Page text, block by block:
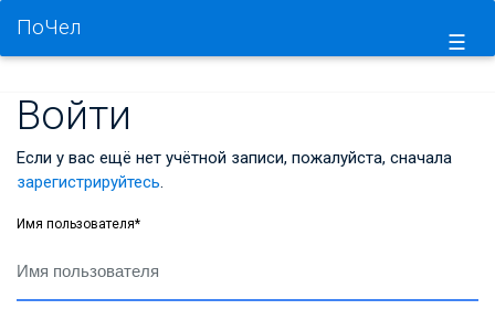
☰
ПоЧел
Войти
Если у вас ещё нет учётной записи, пожалуйста, сначала
зарегистрируйтесь.
Имя пользователя*